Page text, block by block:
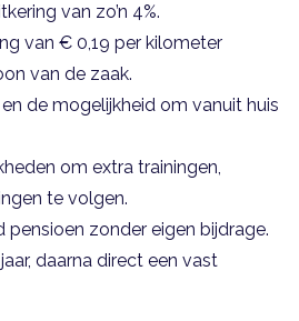
van zo’n 4%.
van € 0,19 per kilometer
van de zaak.
de mogelijkheid om vanuit huis
om extra trainingen,
te volgen.
pensioen zonder eigen bijdrage.
daarna direct een vast